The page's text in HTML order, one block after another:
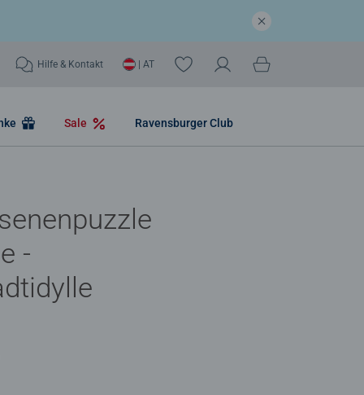
Hilfe & Kontakt | AT
Sale Ravensburger Club
-